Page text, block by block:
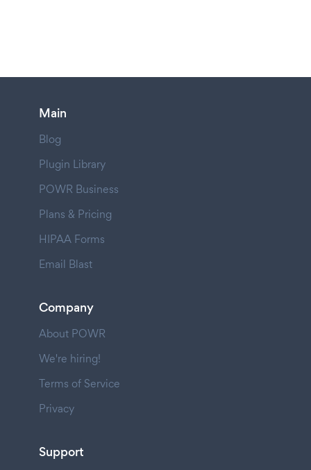
Main
Blog
Plugin Library
POWR Business
Plans & Pricing
HIPAA Forms
Email Blast
Company
About POWR
We're hiring!
Terms of Service
Privacy
Support